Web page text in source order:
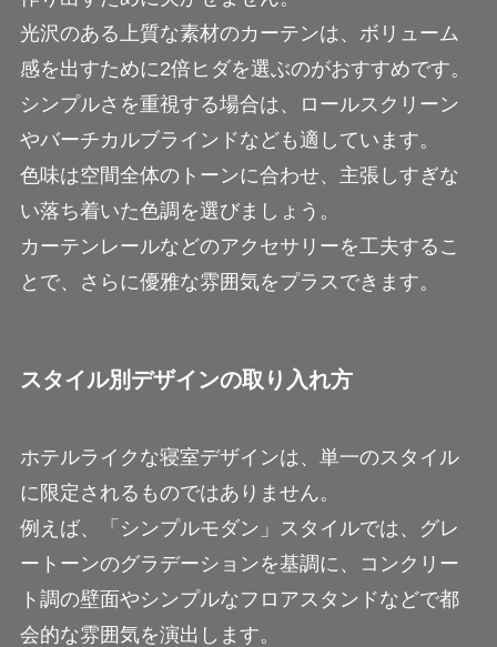
光沢のある上質な素材のカーテンは、ボリューム
感を出すために2倍ヒダを選ぶのがおすすめです。
シンプルさを重視する場合は、ロールスクリーン
やバーチカルブラインドなども適しています。
色味は空間全体のトーンに合わせ、主張しすぎな
い落ち着いた色調を選びましょう。
カーテンレールなどのアクセサリーを工夫するこ
とで、さらに優雅な雰囲気をプラスできます。
スタイル別デザインの取り入れ方
ホテルライクな寝室デザインは、単一のスタイル
に限定されるものではありません。
例えば、「シンプルモダン」スタイルでは、グレ
ートーンのグラデーションを基調に、コンクリー
ト調の壁面やシンプルなフロアスタンドなどで都
会的な雰囲気を演出します。